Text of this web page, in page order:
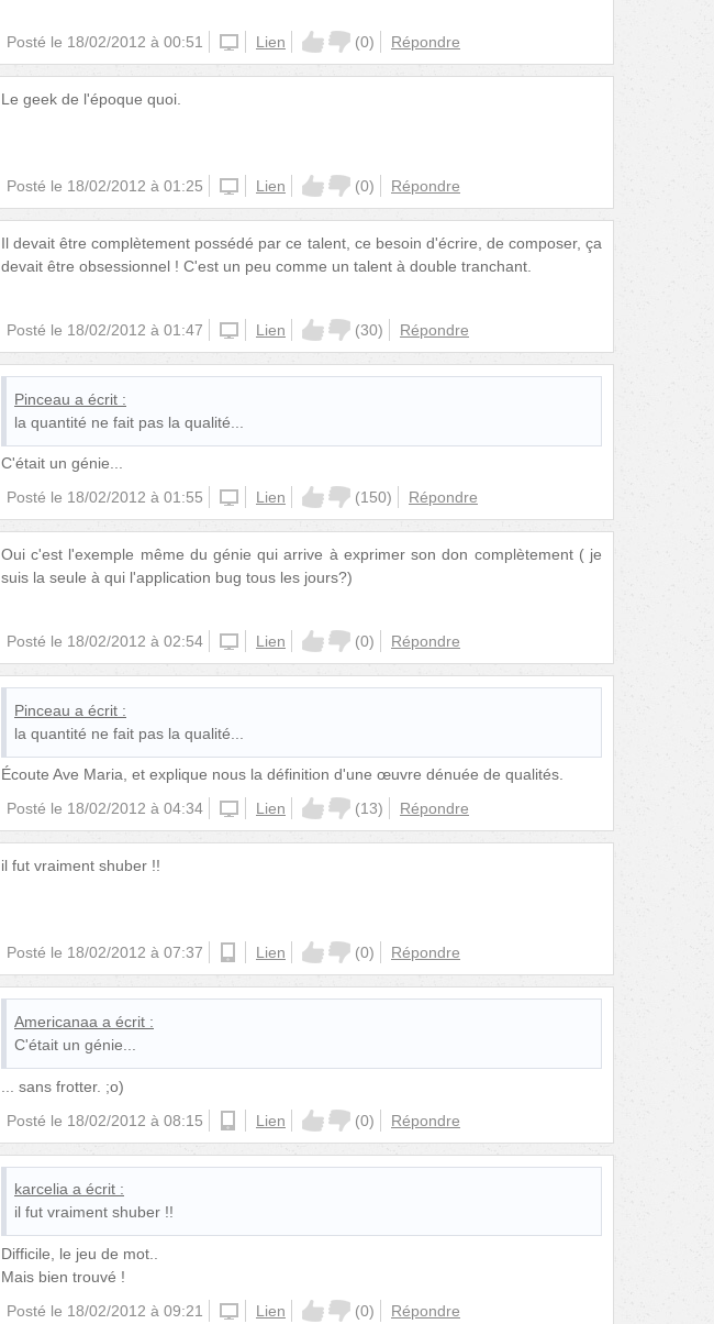
Posté le 18/02/2012 à 00:51 websiteLien (0) Répondre
Le geek de l'époque quoi.
Posté le 18/02/2012 à 01:25 iphoneLien (0) Répondre
Il devait être complètement possédé par ce talent, ce besoin d'écrire, de composer, ça
devait être obsessionnel ! C'est un peu comme un talent à double tranchant.
Posté le 18/02/2012 à 01:47 iphoneLien (30) Répondre
Pinceau a écrit :
la quantité ne fait pas la qualité...
C'était un génie...
Posté le 18/02/2012 à 01:55 iphoneLien (150) Répondre
Oui c'est l'exemple même du génie qui arrive à exprimer son don complètement ( je
suis la seule à qui l'application bug tous les jours?)
Posté le 18/02/2012 à 02:54 iphoneLien (0) Répondre
Pinceau a écrit :
la quantité ne fait pas la qualité...
Écoute Ave Maria, et explique nous la définition d'une œuvre dénuée de qualités.
Posté le 18/02/2012 à 04:34 iphoneLien (13) Répondre
il fut vraiment shuber !!
Posté le 18/02/2012 à 07:37 androidLien (0) Répondre
Americanaa a écrit :
C'était un génie...
... sans frotter. ;o)
Posté le 18/02/2012 à 08:15 androidLien (0) Répondre
karcelia a écrit :
il fut vraiment shuber !!
Difficile, le jeu de mot..
Mais bien trouvé !
Posté le 18/02/2012 à 09:21 iphoneLien (0) Répondre